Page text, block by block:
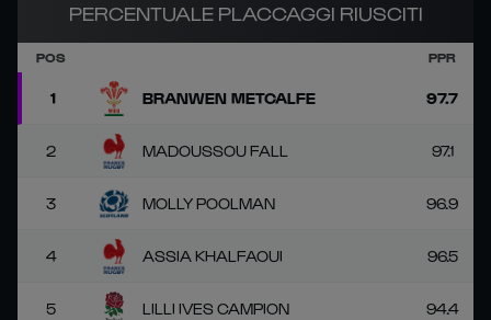
PERCENTUALE PLACCAGGI RIUSCITI
POS PPR
1 BRANWEN METCALFE 97.7
2 MADOUSSOU FALL 97.1
3 MOLLY POOLMAN 96.9
4 ASSIA KHALFAOUI 96.5
5 LILLI IVES CAMPION 94.4